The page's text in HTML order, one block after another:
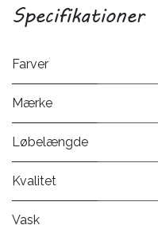
Specifikationer
Farver
Mærke
Løbelængde
Kvalitet
Vask